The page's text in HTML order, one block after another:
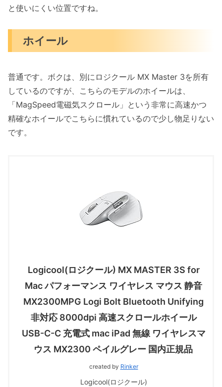
と使いにくい位置ですね。
ホイール
普通です。ボクは、別にロジクール MX Master 3を所有
しているのですが、こちらのモデルのホイールは、
「MagSpeed電磁気スクロール」という非常に高速かつ
精確なホイールでこちらに慣れているので少し物足りない
です。
Logicool(ロジクール) MX MASTER 3S for
Mac パフォーマンス ワイヤレス マウス 静音
MX2300MPG Logi Bolt Bluetooth Unifying
非対応 8000dpi 高速スクロールホイール
USB-C-C 充電式 mac iPad 無線 ワイヤレスマ
ウス MX2300 ペイルグレー 国内正規品
created by Rinker
Logicool(ロジクール)